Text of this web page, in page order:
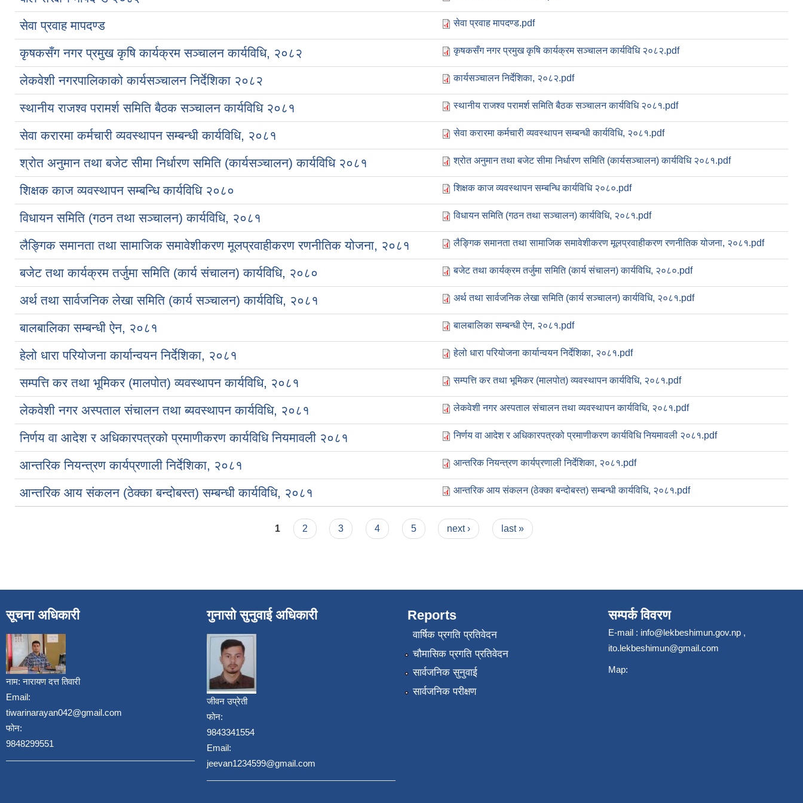
सेवा प्रवाह मापदण्ड सेवा प्रवाह मापदण्ड.pdf
कृषकसँग नगर प्रमुख कृषि कार्यक्रम सञ्चालन कार्यविधि, २०८२ कृषकसँग नगर प्रमुख कृषि कार्यक्रम सञ्चालन कार्यविधि २०८२.pdf
लेकवेशी नगरपालिकाको कार्यसञ्चालन निर्देशिका २०८२ कार्यसञ्‍चालन निर्देशिका, २०८२.pdf
स्थानीय राजश्व परामर्श समिति बैठक सञ्चालन कार्यविधि २०८१ स्थानीय राजश्व परामर्श समिति बैठक सञ्चालन कार्यविधि २०८१.pdf
सेवा करारमा कर्मचारी व्यवस्थापन सम्बन्धी कार्यविधि, २०८१ सेवा करारमा कर्मचारी व्यवस्थापन सम्बन्धी कार्यविधि, २०८१.pdf
श्रोत अनुमान तथा बजेट सीमा निर्धारण समिति (कार्यसञ्चालन) कार्यविधि २०८१ श्रोत अनुमान तथा बजेट सीमा निर्धारण समिति (कार्यसञ्चालन) कार्यविधि २०८१.pdf
शिक्षक काज व्यवस्थापन सम्बन्धि कार्यविधि २०८० शिक्षक काज व्यवस्थापन सम्बन्धि कार्यविधि २०८०.pdf
विधायन समिति (गठन तथा सञ्चालन) कार्यविधि, २०८१ विधायन समिति (गठन तथा सञ्चालन) कार्यविधि, २०८१.pdf
लैङ्गिक समानता तथा सामाजिक समावेशीकरण मूलप्रवाहीकरण रणनीतिक योजना, २०८१ लैङ्गिक समानता तथा सामाजिक समावेशीकरण मूलप्रवाहीकरण रणनीतिक योजना, २०८१.pdf
बजेट तथा कार्यक्रम तर्जुमा समिति (कार्य संचालन) कार्यविधि, २०८० बजेट तथा कार्यक्रम तर्जुमा समिति (कार्य संचालन) कार्यविधि, २०८०.pdf
अर्थ तथा सार्वजनिक लेखा समिति (कार्य सञ्चालन) कार्यविधि, २०८१ अर्थ तथा सार्वजनिक लेखा समिति (कार्य सञ्चालन) कार्यविधि, २०८१.pdf
बालबालिका सम्बन्धी ऐन, २०८१ बालबालिका सम्बन्धी ऐन, २०८१.pdf
हेलो धारा परियोजना कार्यान्वयन निर्देशिका, २०८१ हेलो धारा परियोजना कार्यान्वयन निर्देशिका, २०८१.pdf
सम्पत्ति कर तथा भूमिकर (मालपोत) व्यवस्थापन कार्यविधि, २०८१ सम्पत्ति कर तथा भूमिकर (मालपोत) व्यवस्थापन कार्यविधि, २०८१.pdf
लेकवेशी नगर अस्पताल संचालन तथा ब्यवस्थापन कार्यविधि, २०८१ लेकवेशी नगर अस्पताल संचालन तथा व्यवस्थापन कार्यविधि, २०८१.pdf
निर्णय वा आदेश र अधिकारपत्रको प्रमाणीकरण कार्यविधि नियमावली २०८१ निर्णय वा आदेश र अधिकारपत्रको प्रमाणीकरण कार्यविधि नियमावली २०८१.pdf
आन्तरिक नियन्त्रण कार्यप्रणाली निर्देशिका, २०८१ आन्तरिक नियन्त्रण कार्यप्रणाली निर्देशिका, २०८१.pdf
आन्तरिक आय संकलन (ठेक्का बन्दोबस्त) सम्बन्धी कार्यविधि, २०८१ आन्तरिक आय संकलन (ठेक्का बन्दोबस्त) सम्बन्धी कार्यविधि, २०८१.pdf
1 2 3 4 5 next › last »
सूचना अधिकारी
नाम:नारायण दत्त तिवारी
Email:
tiwarinarayan042@gmail.com
फोन:
9848299551
गुनासो सुनुवाई अधिकारी
जीवन उप्रेती
फोन:
9843341554
Email:
jeevan1234599@gmail.com
Reports
वार्षिक प्रगति प्रतिवेदन
चौमासिक प्रगति प्रतिवेदन
सार्वजनिक सुनुवाई
सार्वजनिक परीक्षण
सम्पर्क विवरण
E-mail : info@lekbeshimun.gov.np ,
ito.lekbeshimun@gmail.com
Map: